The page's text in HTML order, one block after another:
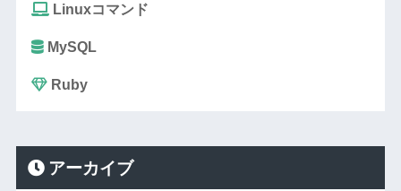
Linuxコマンド
MySQL
Ruby
アーカイブ